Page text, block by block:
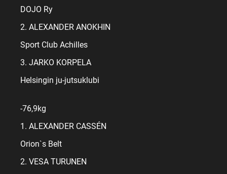
DOJO Ry
2. ALEXANDER ANOKHIN
Sport Club Achilles
3. JARKO KORPELA
Helsingin ju-jutsuklubi
-76,9kg
1. ALEXANDER CASSÉN
Orion`s Belt
2. VESA TURUNEN